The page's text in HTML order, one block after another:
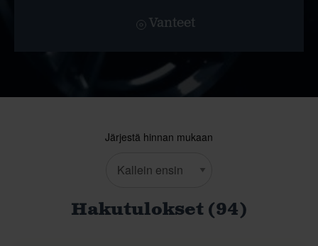
Vanteet
Järjestä hinnan mukaan
Hakutulokset (94)